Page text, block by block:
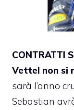
CONTRATTI
Vettel non si
sarà l’anno
Sebastian